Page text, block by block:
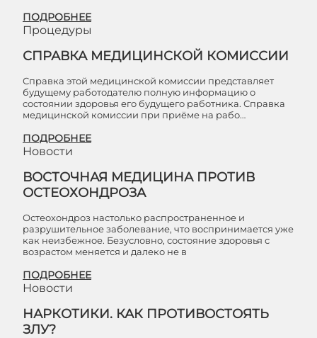
ПОДРОБНЕЕ
Процедуры
СПРАВКА МЕДИЦИНСКОЙ КОМИССИИ
Справка этой медицинской комиссии представляет
будущему работодателю полную информацию о
состоянии здоровья его будущего работника. Справка
медицинской комиссии при приёме на рабо…
ПОДРОБНЕЕ
Новости
ВОСТОЧНАЯ МЕДИЦИНА ПРОТИВ
ОСТЕОХОНДРОЗА
Остеохондроз настолько распространенное и
разрушительное заболевание, что воспринимается уже
как неизбежное. Безусловно, состояние здоровья с
возрастом меняется и далеко не в
ПОДРОБНЕЕ
Новости
НАРКОТИКИ. КАК ПРОТИВОСТОЯТЬ
ЗЛУ?